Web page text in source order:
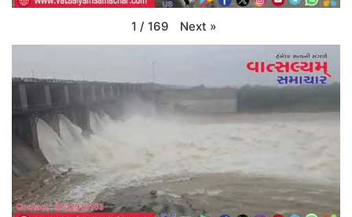
1 / 169 Next »